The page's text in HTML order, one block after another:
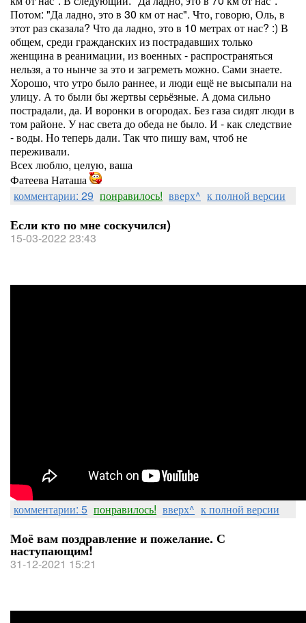
Потом: "Да ладно, это в 30 км от нас". Что, говорю, Оль, в
этот раз сказала? Что да ладно, это в 10 метрах от нас? :) В
общем, среди гражданских из пострадавших только
женщина в реанимации, из военных - распространяться
нельзя, а то нынче за это и загреметь можно. Сами знаете.
Хорошо, что утро было раннее, и люди ещё не высыпали на
улицу. А то были бы жертвы серьёзные. А дома сильно
пострадали, да. И воронки в огородах. Без газа сидят люди в
том районе. У нас света до обеда не было. И - как следствие
- воды. Но теперь дали. Так что пишу вам, чтоб не
переживали.
Всех люблю, целую, ваша
Фатеева Наташа
комментарии: 29 понравилось! вверх^ к полной версии
Если кто по мне соскучился)
15-03-2022 23:43
комментарии: 5 понравилось! вверх^ к полной версии
Моё вам поздравление и пожелание. С
наступающим!
31-12-2021 15:21